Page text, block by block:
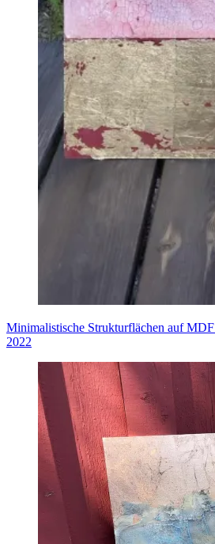
Minimalistische Strukturflächen auf MDF
2022